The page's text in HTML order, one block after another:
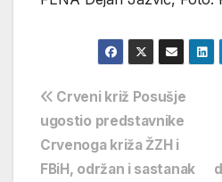
Navigacija
objava
Crveni križ Posušje
ugostio predstavnike
Crvenoga križa ŽZH i
FBiH, održan i sastanak